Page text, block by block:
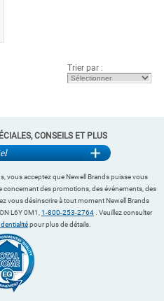
Trier par :
CONSEILS ET PLUS
vous acceptez que Newell Brands puisse vous
concernant des promotions, des événements, des
vous désinscrire à tout moment Newell Brands
L6Y 0M1, 1-800-253-2764
. Veuillez consulter
pour plus de détails.